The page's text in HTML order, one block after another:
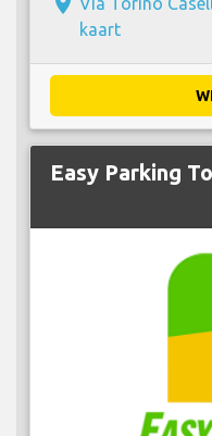
kaart
Easy Parking